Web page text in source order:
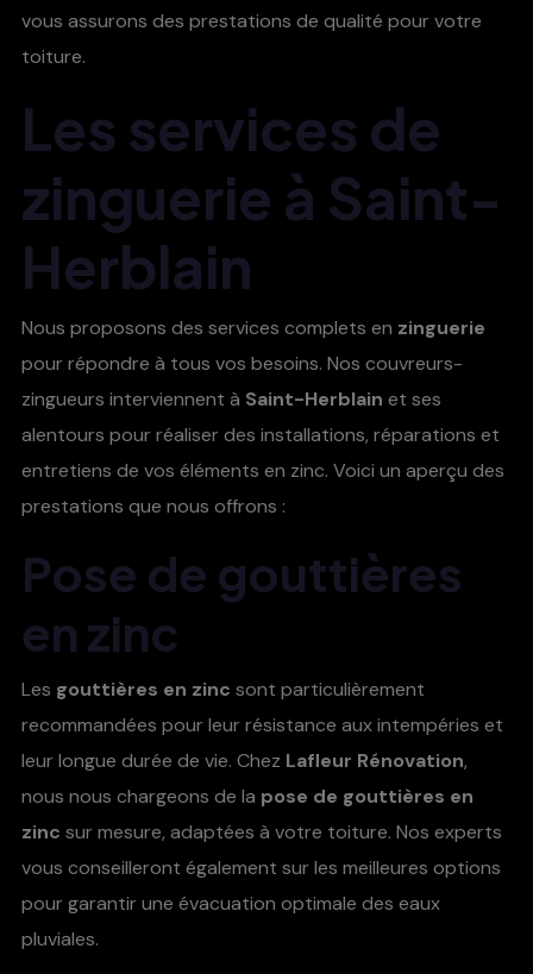
vous assurons des prestations de qualité pour votre
toiture.
Les services de
zinguerie à Saint-
Herblain
Nous proposons des services complets en zinguerie
pour répondre à tous vos besoins. Nos couvreurs-
zingueurs interviennent à Saint-Herblain et ses
alentours pour réaliser des installations, réparations et
entretiens de vos éléments en zinc. Voici un aperçu des
prestations que nous offrons :
Pose de gouttières
en zinc
Les gouttières en zinc sont particulièrement
recommandées pour leur résistance aux intempéries et
leur longue durée de vie. Chez Lafleur Rénovation,
nous nous chargeons de la pose de gouttières en
zinc sur mesure, adaptées à votre toiture. Nos experts
vous conseilleront également sur les meilleures options
pour garantir une évacuation optimale des eaux
pluviales.